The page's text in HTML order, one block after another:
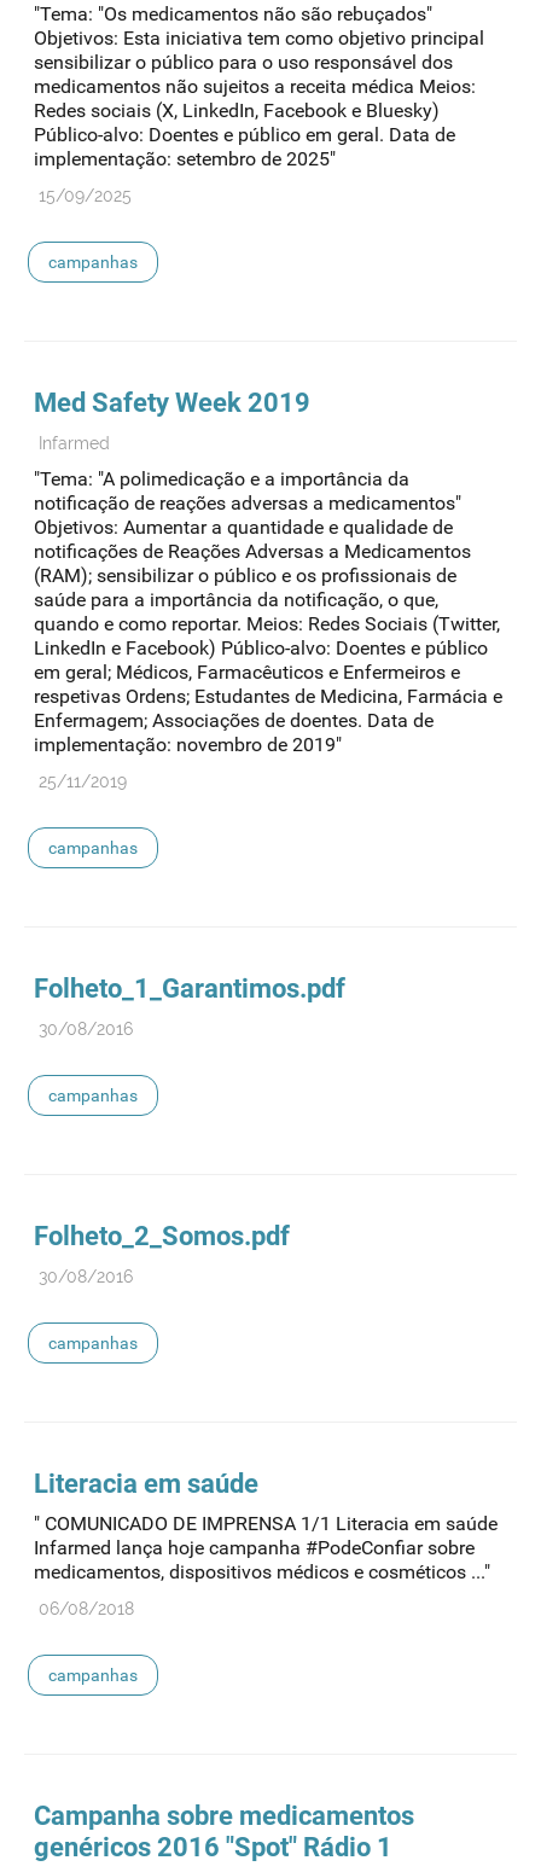
"Tema: "Os medicamentos não são rebuçados"
Objetivos: Esta iniciativa tem como objetivo principal
sensibilizar o público para o uso responsável dos
medicamentos não sujeitos a receita médica Meios:
Redes sociais (X, LinkedIn, Facebook e Bluesky)
Público-alvo: Doentes e público em geral. Data de
implementação: setembro de 2025"
15/09/2025
campanhas
Med Safety Week 2019
Infarmed
"Tema: "A polimedicação e a importância da
notificação de reações adversas a medicamentos"
Objetivos: Aumentar a quantidade e qualidade de
notificações de Reações Adversas a Medicamentos
(RAM); sensibilizar o público e os profissionais de
saúde para a importância da notificação, o que,
quando e como reportar. Meios: Redes Sociais (Twitter,
LinkedIn e Facebook) Público-alvo: Doentes e público
em geral; Médicos, Farmacêuticos e Enfermeiros e
respetivas Ordens; Estudantes de Medicina, Farmácia e
Enfermagem; Associações de doentes. Data de
implementação: novembro de 2019"
25/11/2019
campanhas
Folheto_1_Garantimos.pdf
30/08/2016
campanhas
Folheto_2_Somos.pdf
30/08/2016
campanhas
Literacia em saúde
" COMUNICADO DE IMPRENSA 1/1 Literacia em saúde
Infarmed lança hoje campanha #PodeConfiar sobre
medicamentos, dispositivos médicos e cosméticos ..."
06/08/2018
campanhas
Campanha sobre medicamentos
genéricos 2016 "Spot" Rádio 1